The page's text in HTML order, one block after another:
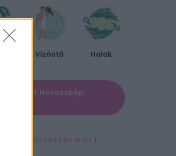
Vízöntő Halak
Megújult Horoszkóp
EZEKET OLVASSÁK MOST